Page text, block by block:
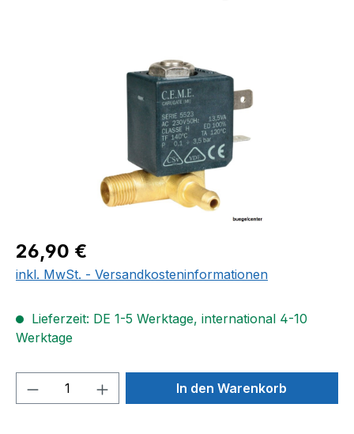
Bildergalerie überspringen
Regulärer Preis:
26,90 €
inkl. MwSt. - Versandkosteninformationen
Lieferzeit: DE 1-5 Werktage, international 4-10
Werktage
Produkt Anzahl: Gib denIn den Warenkorb